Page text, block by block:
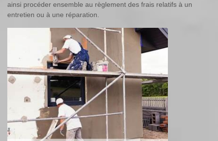
ainsi procéder ensemble au règlement des frais relatifs à un
entretien ou à une réparation.